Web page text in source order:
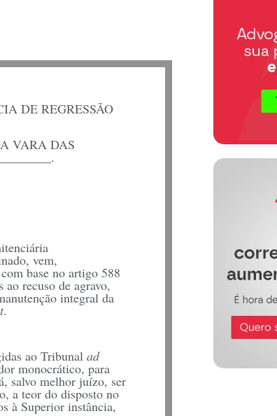
DE REGRESSÃO
VARA DAS
vem,
base no artigo 588
recuso de agravo,
integral da
.
ao Tribunal ad
monocrático, para
salvo melhor juízo, ser
a teor do disposto no
à Superior instância,